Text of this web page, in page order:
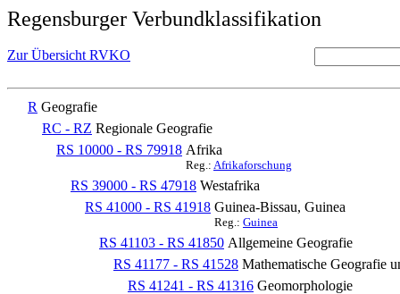
Regensburger Verbundklassifikation
Zur Übersicht RVKO
R Geografie
RC - RZ Regionale Geografie
RS 10000 - RS 79918 Afrika
Reg.: Afrikaforschung
RS 39000 - RS 47918 Westafrika
RS 41000 - RS 41918 Guinea-Bissau, Guinea
Reg.: Guinea
RS 41103 - RS 41850 Allgemeine Geografie
RS 41177 - RS 41528 Mathematische Geografie
RS 41241 - RS 41316 Geomorphologie